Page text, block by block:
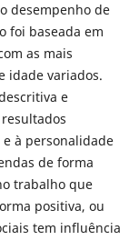
desempenho de
foi baseada em
as mais
idade variados.
e
à personalidade
de forma
trabalho que
positiva, ou
tem influência